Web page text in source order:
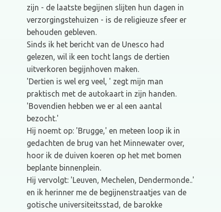
zijn - de laatste begijnen slijten hun dagen in
verzorgingstehuizen - is de religieuze sfeer er
behouden gebleven.
Sinds ik het bericht van de Unesco had
gelezen, wil ik een tocht langs de dertien
uitverkoren begijnhoven maken.
'Dertien is wel erg veel, ' zegt mijn man
praktisch met de autokaart in zijn handen.
'Bovendien hebben we er al een aantal
bezocht.'
Hij noemt op: 'Brugge,' en meteen loop ik in
gedachten de brug van het Minnewater over,
hoor ik de duiven koeren op het met bomen
beplante binnenplein.
Hij vervolgt: 'Leuven, Mechelen, Dendermonde..'
en ik herinner me de begijnenstraatjes van de
gotische universiteitsstad, de barokke